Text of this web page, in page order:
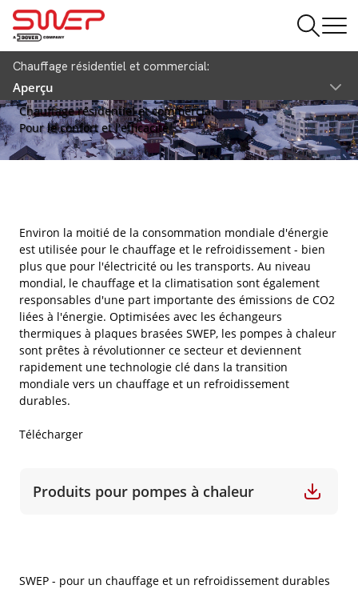
Chauffage résidentiel et commercial:
Aperçu
Chauffage résidentiel et commercial
Pour le confort et l'efficacité
Environ la moitié de la consommation mondiale d'énergie
est utilisée pour le chauffage et le refroidissement - bien
plus que pour l'électricité ou les transports. Au niveau
mondial, le chauffage et la climatisation sont également
responsables d'une part importante des émissions de CO2
liées à l'énergie. Optimisées avec les échangeurs
thermiques à plaques brasées SWEP, les pompes à chaleur
sont prêtes à révolutionner ce secteur et deviennent
rapidement une technologie clé dans la transition
mondiale vers un chauffage et un refroidissement
durables.
Télécharger
Produits pour pompes à chaleur
SWEP - pour un chauffage et un refroidissement durables